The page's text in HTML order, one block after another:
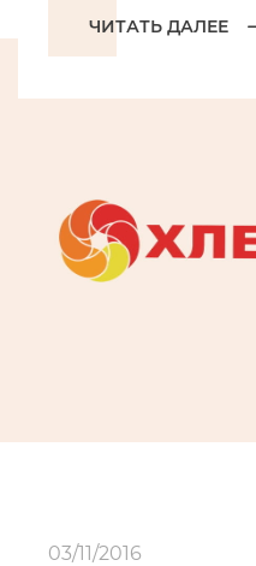
ЧИТАТЬ ДАЛЕЕ
03/11/2016